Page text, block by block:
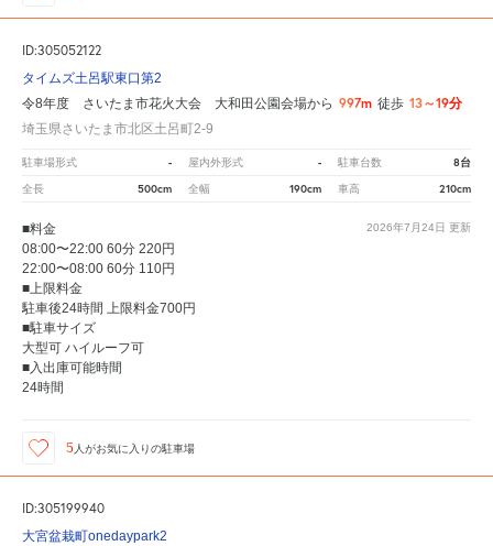
ID:305052122
タイムズ土呂駅東口第2
令8年度 さいたま市花火大会 大和田公園会場から 997m 徒歩 13～19分
埼玉県さいたま市北区土呂町2-9
駐車場形式 - 屋内外形式 - 駐車台数 8台
全長 500cm 全幅 190cm 車高 210cm
2026年7月24日 更新
■料金
08:00〜22:00 60分 220円
22:00〜08:00 60分 110円
■上限料金
駐車後24時間 上限料金700円
■駐車サイズ
大型可 ハイルーフ可
■入出庫可能時間
24時間
5 人がお気に入りの駐車場
ID:305199940
大宮盆栽町onedaypark2